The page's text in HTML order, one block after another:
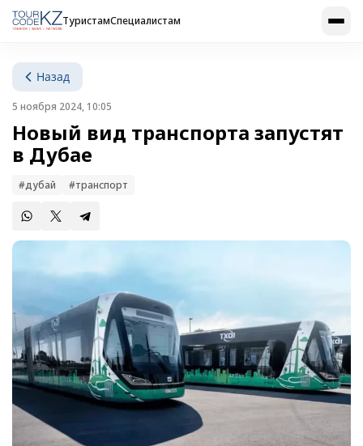
ТуристамСпециалистам
Назад
5 ноября 2024, 10:05
Новый вид транспорта запустят
в Дубае
#дубай #транспорт